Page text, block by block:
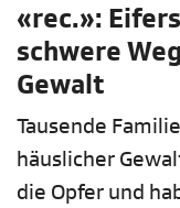
«rec.»:
schwere
Gewalt
Tausende
häuslicher
die Opfer und